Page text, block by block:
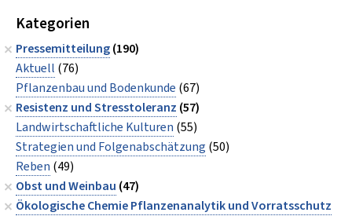
Kategorien
Pressemitteilung(190)
Aktuell (76)
Pflanzenbau und Bodenkunde (67)
Resistenz und Stresstoleranz (57)
Landwirtschaftliche Kulturen (55)
Strategien und Folgenabschätzung (50)
Reben (49)
Obst und Weinbau (47)
Ökologische Chemie Pflanzenanalytik und Vorratsschutz